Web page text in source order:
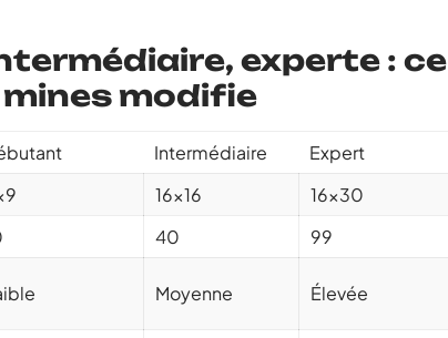
experte : ce
modifie
Intermédiaire
Expert
16×16
16×30
40
99
Moyenne Élevée